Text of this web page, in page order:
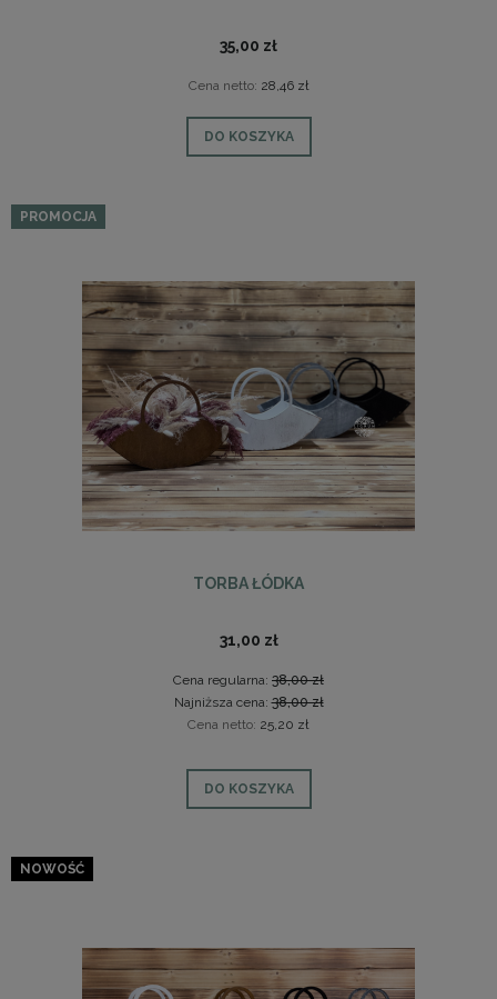
35,00 zł
Cena netto: 28,46 zł
DO KOSZYKA
TORBA ŁÓDKA
31,00 zł
Cena regularna: 38,00 zł
Najniższa cena:38,00 zł
Cena netto: 25,20 zł
DO KOSZYKA
PROMOCJA
NOWOŚĆ